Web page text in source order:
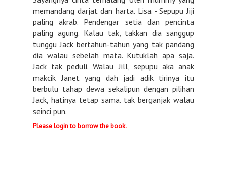
memandang darjat dan harta. Lisa - Sepupu Jiji
paling akrab. Pendengar setia dan pencinta
paling agung. Kalau tak, takkan dia sanggup
tunggu Jack bertahun-tahun yang tak pandang
dia walau sebelah mata. Kutuklah apa saja.
Jack tak peduli. Walau Jill, sepupu aka anak
makcik Janet yang dah jadi adik tirinya itu
berbulu tahap dewa sekalipun dengan pilihan
Jack, hatinya tetap sama. tak berganjak walau
seinci pun.
Please login to borrow the book.